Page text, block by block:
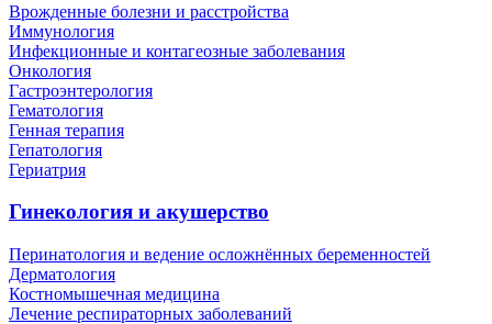
Врожденные болезни и расстройства
Иммунология
Инфекционные и контагеозные заболевания
Онкология
Гастроэнтерология
Гематология
Генная терапия
Гепатология
Гериатрия
Гинекология и акушерство
Перинатология и ведение осложнённых беременностей
Дерматология
Костномышечная медицина
Лечение респираторных заболеваний